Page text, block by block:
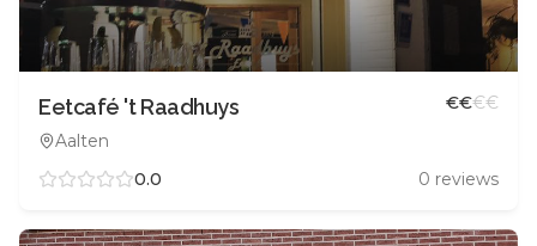
Eetcafé 't Raadhuys
Aalten
€€€€
0.0 0 reviews